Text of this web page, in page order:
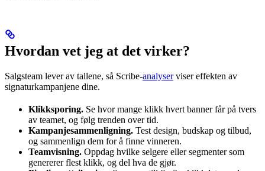
Hvordan vet jeg at det virker?
Salgsteam lever av tallene, så Scribe-analyserviser effekten av
signaturkampanjene dine.
Klikksporing. Se hvor mange klikk hvert banner får på tvers
av teamet, og følg trenden over tid.
Kampanjesammenligning. Test design, budskap og tilbud,
og sammenlign dem for å finne vinneren.
Teamvisning. Oppdag hvilke selgere eller segmenter som
genererer flest klikk, og del hva de gjør.